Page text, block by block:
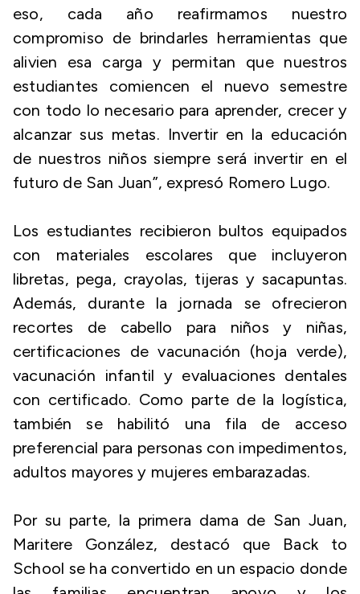
eso, cada año reafirmamos nuestro
compromiso de brindarles herramientas que
alivien esa carga y permitan que nuestros
estudiantes comiencen el nuevo semestre
con todo lo necesario para aprender, crecer y
alcanzar sus metas. Invertir en la educación
de nuestros niños siempre será invertir en el
futuro de San Juan”, expresó Romero Lugo.
Los estudiantes recibieron bultos equipados
con materiales escolares que incluyeron
libretas, pega, crayolas, tijeras y sacapuntas.
Además, durante la jornada se ofrecieron
recortes de cabello para niños y niñas,
certificaciones de vacunación (hoja verde),
vacunación infantil y evaluaciones dentales
con certificado. Como parte de la logística,
también se habilitó una fila de acceso
preferencial para personas con impedimentos,
adultos mayores y mujeres embarazadas.
Por su parte, la primera dama de San Juan,
Maritere González, destacó que Back to
School se ha convertido en un espacio donde